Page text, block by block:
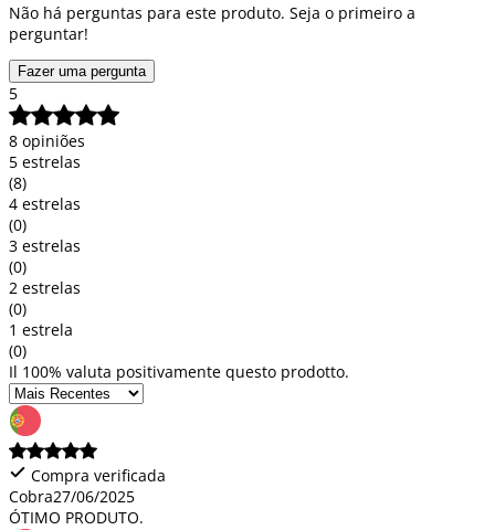
Não há perguntas para este produto. Seja o primeiro a
perguntar!
Fazer uma pergunta
5
8 opiniões
5 estrelas
(8)
4 estrelas
(0)
3 estrelas
(0)
2 estrelas
(0)
1 estrela
(0)
Il 100% valuta positivamente questo prodotto.
Compra verificada
Cobra27/06/2025
ÓTIMO PRODUTO.